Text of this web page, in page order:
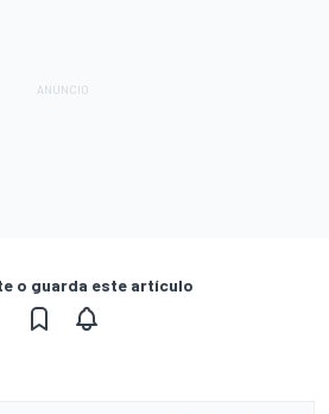
o guarda este artículo